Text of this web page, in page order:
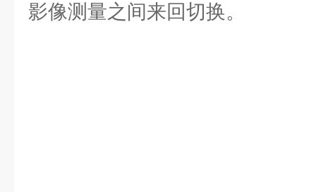
影像测量之间来回切换。